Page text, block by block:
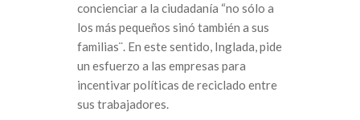
concienciar a la ciudadanía “no sólo a
los más pequeños sinó también a sus
familias¨. En este sentido, Inglada, pide
un esfuerzo a las empresas para
incentivar políticas de reciclado entre
sus trabajadores.